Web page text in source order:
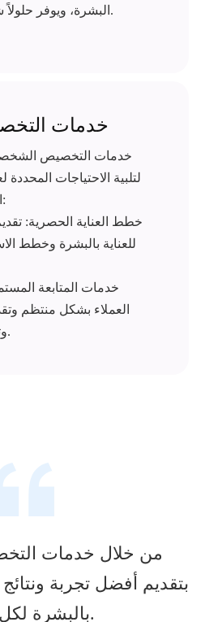
البشرة، ويوفر حلولاً شاملة للعناية بالبشرة.
خدمات
لتلبية الاحتياجات
التخصيص لدينا ما يلي:
خطط العناية الحصرية:
للعناية بالبشرة وخطط
خدمات المتابعة
العملاء بشكل منتظم
وتقديم الدعم المستمر.
من خلال خدمات
بالبشرة لكل عميل.